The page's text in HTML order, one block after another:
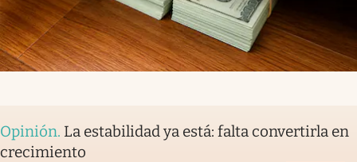
Opinión. La estabilidad ya está: falta convertirla en
crecimiento